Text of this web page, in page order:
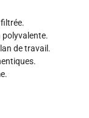
de travail.